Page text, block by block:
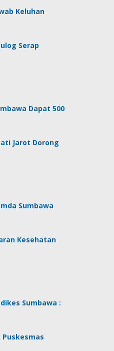
Keluhan
Serap
Dapat 500
Jarot Dorong
Sumbawa
Kesehatan
Sumbawa :